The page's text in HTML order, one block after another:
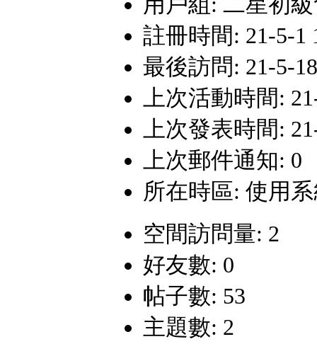
註冊時間: 21-5-1
最後訪問: 21-5-
上次活動時間:
上次發表時間:
上次郵件通知: 0
所在時區: 使用
空間訪問量: 2
好友數: 0
帖子數: 53
主題數: 2